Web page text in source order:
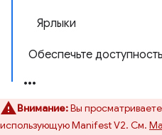
Ярлыки
Обеспечьте
Внимание:Вы
использующую Manifest V2. См.